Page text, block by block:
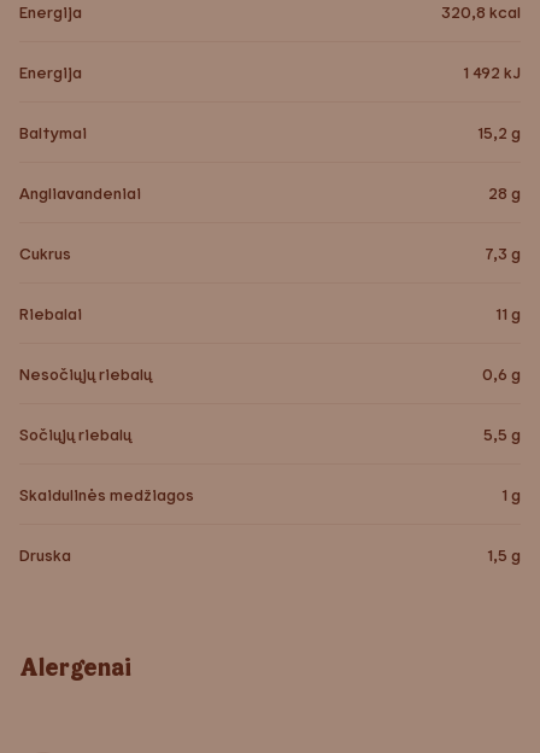
Energija 320,8 kcal
Energija 1 492 kJ
Baltymai 15,2 g
Angliavandeniai 28 g
Cukrus 7,3 g
Riebalai 11 g
Nesočiųjų riebalų 0,6 g
Sočiųjų riebalų 5,5 g
Skaidulinės medžiagos 1 g
Druska 1,5 g
Alergenai